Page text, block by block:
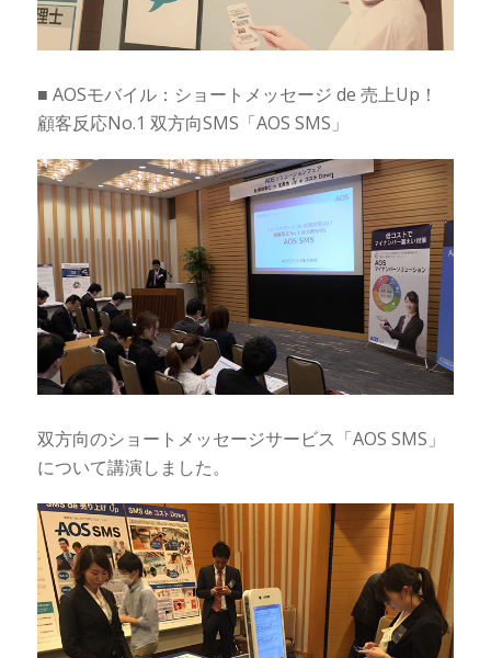
■ AOSモバイル：ショートメッセージ de 売上Up！
顧客反応No.1 双方向SMS「AOS SMS」
双方向のショートメッセージサービス「AOS SMS」
について講演しました。